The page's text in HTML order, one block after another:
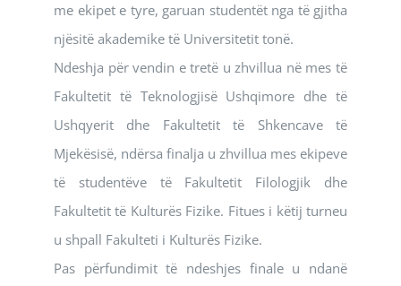
me ekipet e tyre, garuan studentët nga të gjitha
njësitë akademike të Universitetit tonë.
Ndeshja për vendin e tretë u zhvillua në mes të
Fakultetit të Teknologjisë Ushqimore dhe të
Ushqyerit dhe Fakultetit të Shkencave të
Mjekësisë, ndërsa finalja u zhvillua mes ekipeve
të studentëve të Fakultetit Filologjik dhe
Fakultetit të Kulturës Fizike. Fitues i këtij turneu
u shpall Fakulteti i Kulturës Fizike.
Pas përfundimit të ndeshjes finale u ndanë